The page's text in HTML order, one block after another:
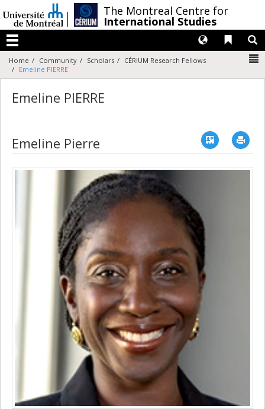
au
contenu
The Montreal Centre for
International Studies
Menu
Liens
Langues
Home Community Scholars
CÉRIUM Research Fellows
Emeline PIERRE
Emeline PIERRE
Emeline Pierre Vcard